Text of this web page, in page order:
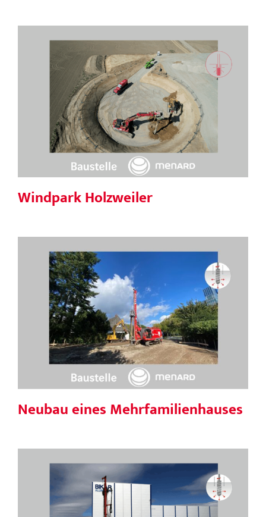
Windpark Holzweiler
Windpark Holzweiler
Neubau eines Mehrfamilienhauses
Neubau eines Mehrfamilienhauses